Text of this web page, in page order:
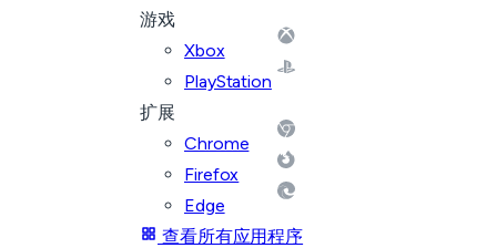
游戏
Xbox
PlayStation
扩展
Chrome
Firefox
Edge
查看所有应用程序